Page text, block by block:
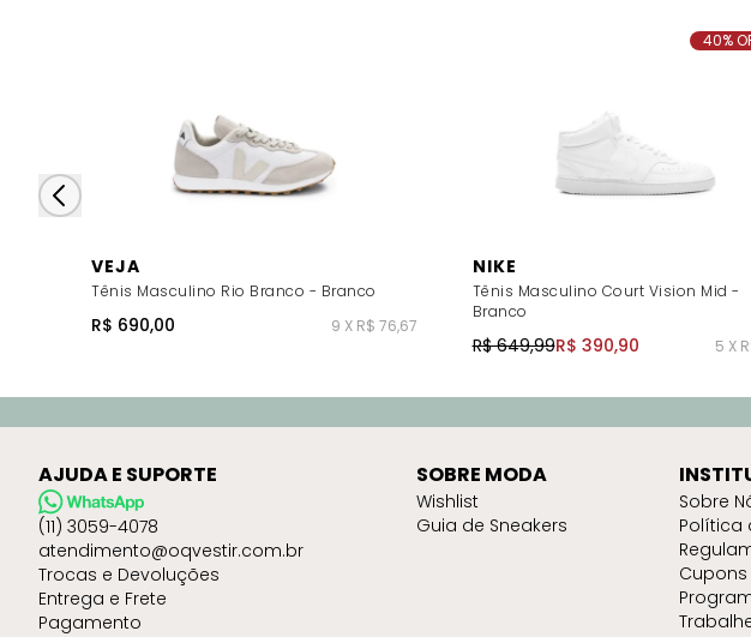
VEJA
Tênis Masculino Rio Branco - Branco
R$ 690,00 9 X R$ 76,67
NIKE
Tênis Masculino Court Vision Mid -
Branco
R$ 649,99R$ 390,90 5 X
40%
AJUDA E SUPORTE
(11) 3059-4078
atendimento@oqvestir.com.br
Trocas e Devoluções
Entrega e Frete
Pagamento
SOBRE MODA
Wishlist
Guia de Sneakers
Sobre
Política